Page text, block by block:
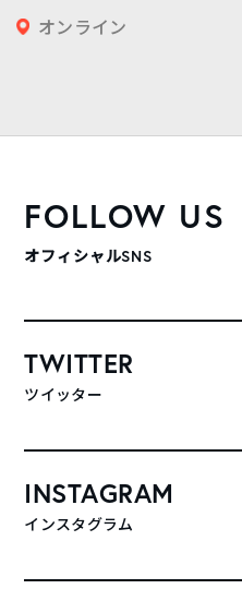
オンライン
FOLLOW US
オフィシャルSNS
TWITTER
ツイッター
INSTAGRAM
インスタグラム